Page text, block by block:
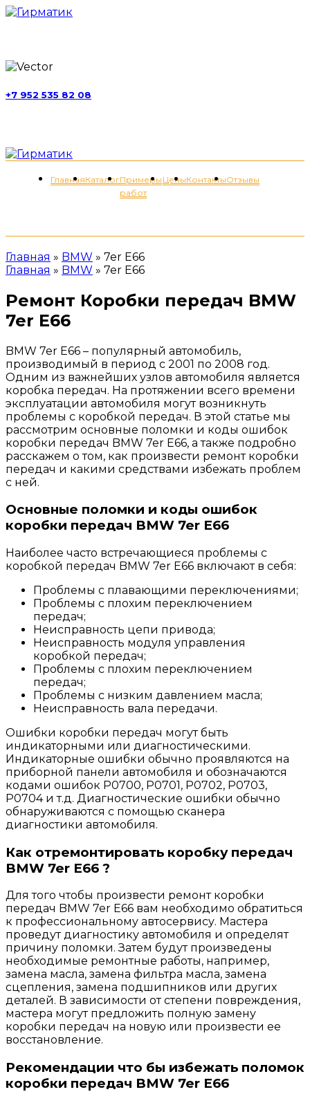
+7 952 535 82 08
ГлавнаяКаталогПримеры
работ
ЦеныКонтактыОтзывы
Главная » BMW » 7er E66
Главная » BMW » 7er E66
Ремонт Коробки передач BMW
7er E66
BMW 7er E66 – популярный автомобиль,
производимый в период с 2001 по 2008 год.
Одним из важнейших узлов автомобиля является
коробка передач. На протяжении всего времени
эксплуатации автомобиля могут возникнуть
проблемы с коробкой передач. В этой статье мы
рассмотрим основные поломки и коды ошибок
коробки передач BMW 7er E66, а также подробно
расскажем о том, как произвести ремонт коробки
передач и какими средствами избежать проблем
с ней.
Основные поломки и коды ошибок
коробки передач BMW 7er E66
Наиболее часто встречающиеся проблемы с
коробкой передач BMW 7er E66 включают в себя:
Проблемы с плавающими переключениями;
Проблемы с плохим переключением
передач;
Неисправность цепи привода;
Неисправность модуля управления
коробкой передач;
Проблемы с плохим переключением
передач;
Проблемы с низким давлением масла;
Неисправность вала передачи.
Ошибки коробки передач могут быть
индикаторными или диагностическими.
Индикаторные ошибки обычно проявляются на
приборной панели автомобиля и обозначаются
кодами ошибок P0700, P0701, P0702, P0703,
P0704 и т.д. Диагностические ошибки обычно
обнаруживаются с помощью сканера
диагностики автомобиля.
Как отремонтировать коробку передач
BMW 7er E66 ?
Для того чтобы произвести ремонт коробки
передач BMW 7er E66 вам необходимо обратиться
к профессиональному автосервису. Мастера
проведут диагностику автомобиля и определят
причину поломки. Затем будут произведены
необходимые ремонтные работы, например,
замена масла, замена фильтра масла, замена
сцепления, замена подшипников или других
деталей. В зависимости от степени повреждения,
мастера могут предложить полную замену
коробки передач на новую или произвести ее
восстановление.
Рекомендации что бы избежать поломок
коробки передач BMW 7er E66